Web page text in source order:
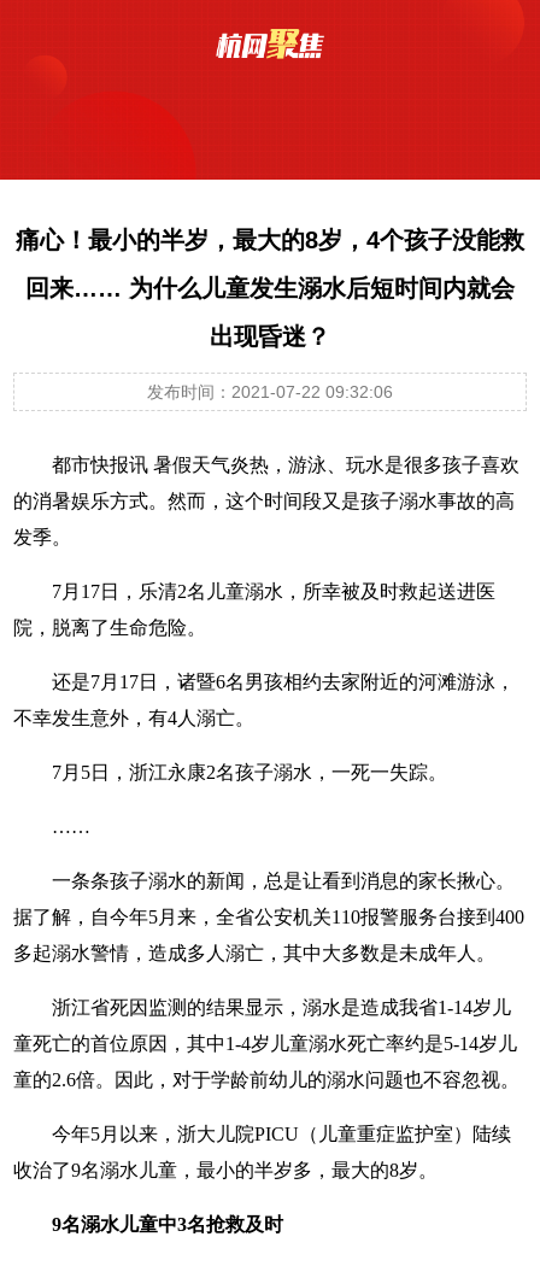
痛心！最小的半岁，最大的8岁，4个孩子没能救
回来…… 为什么儿童发生溺水后短时间内就会
出现昏迷？
发布时间：2021-07-22 09:32:06
都市快报讯暑假天气炎热，游泳、玩水是很多孩子喜欢
的消暑娱乐方式。然而，这个时间段又是孩子溺水事故的高
发季。
7月17日，乐清2名儿童溺水，所幸被及时救起送进医
院，脱离了生命危险。
还是7月17日，诸暨6名男孩相约去家附近的河滩游泳，
不幸发生意外，有4人溺亡。
7月5日，浙江永康2名孩子溺水，一死一失踪。
……
一条条孩子溺水的新闻，总是让看到消息的家长揪心。
据了解，自今年5月来，全省公安机关110报警服务台接到400
多起溺水警情，造成多人溺亡，其中大多数是未成年人。
浙江省死因监测的结果显示，溺水是造成我省1-14岁儿
童死亡的首位原因，其中1-4岁儿童溺水死亡率约是5-14岁儿
童的2.6倍。因此，对于学龄前幼儿的溺水问题也不容忽视。
今年5月以来，浙大儿院PICU（儿童重症监护室）陆续
收治了9名溺水儿童，最小的半岁多，最大的8岁。
9名溺水儿童中3名抢救及时